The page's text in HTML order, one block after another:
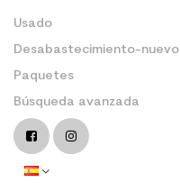
Usado
Desabastecimiento-nuevo
Paquetes
Búsqueda avanzada